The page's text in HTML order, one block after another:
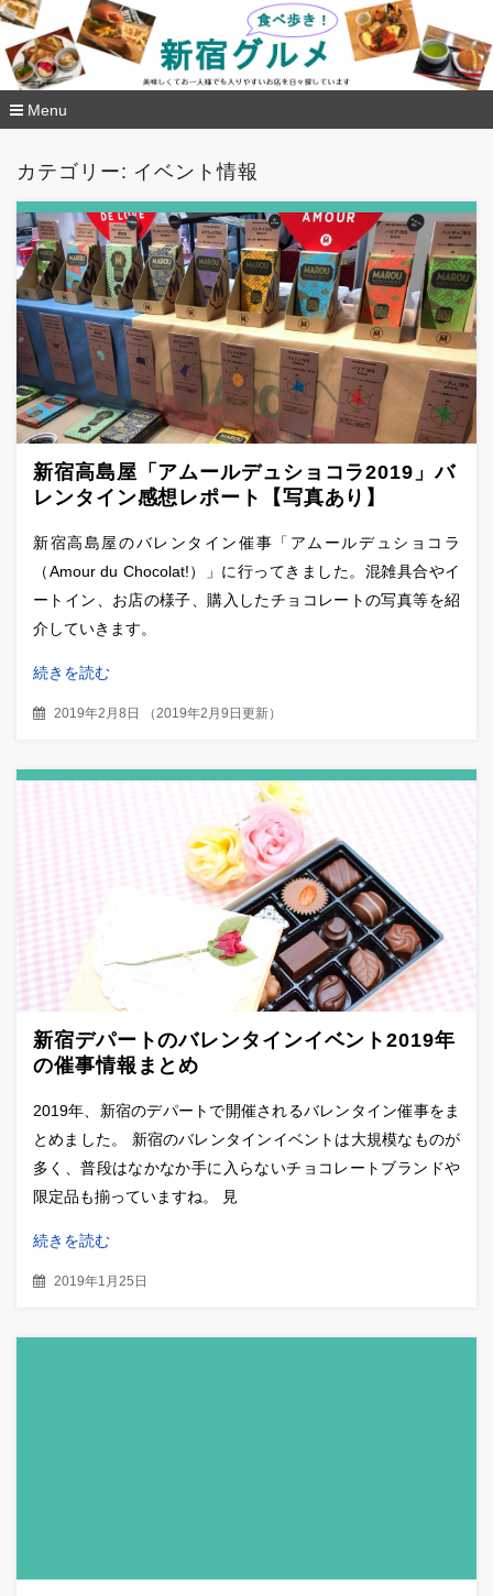
新宿グルメ食べ歩き
Menu
カテゴリー: イベント情報
新宿高島屋「アムールデュショコラ2019」バ
レンタイン感想レポート【写真あり】
新宿高島屋のバレンタイン催事「アムールデュショコラ
（Amour du Chocolat!）」に行ってきました。混雑具合やイ
ートイン、お店の様子、購入したチョコレートの写真等を紹
介していきます。
続きを読む
2019年2月8日 （2019年2月9日更新）
新宿デパートのバレンタインイベント2019年
の催事情報まとめ
2019年、新宿のデパートで開催されるバレンタイン催事をま
とめました。 新宿のバレンタインイベントは大規模なものが
多く、普段はなかなか手に入らないチョコレートブランドや
限定品も揃っていますね。 見
続きを読む
2019年1月25日